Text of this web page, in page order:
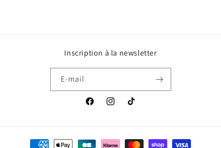
Inscription à la newsletter
E-mail
FacebookInstagramTikTok
Moyens